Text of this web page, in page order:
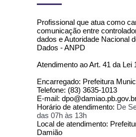
Profissional que atua como
comunicação entre
dados e Autoridade Nacional
Dados - ANPD
Atendimento ao Art. 41 da Lei
Encarregado: Prefeitura
Telefone: (83) 3635-1013
E-mail:
Horário de atendimento: De
das 07h às 13h
Local de atendimento:
Damião